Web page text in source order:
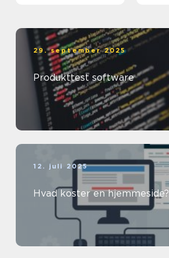
29. september 2025
Produkttest software
12. juli 2025
Hvad koster en hjemmeside?